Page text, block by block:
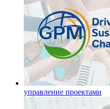
управление проектами